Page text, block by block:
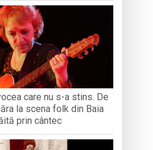
la
anxietate,
diferită
de vise”
care nu s-a stins. De
la scena folk din Baia
prin cântec